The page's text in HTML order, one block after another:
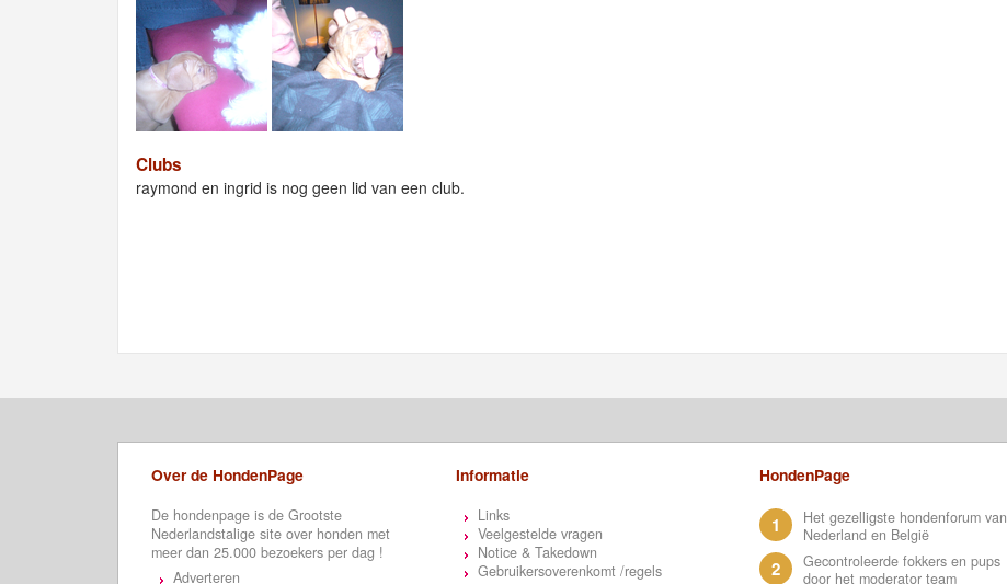
Clubs
raymond en ingrid is nog geen lid van een club.
Over de HondenPage
De hondenpage is de Grootste
Nederlandstalige site over honden met
meer dan 25.000 bezoekers per dag !
Adverteren
Informatie
Links
Veelgestelde vragen
Notice & Takedown
Gebruikersoverenkomt /regels
HondenPage
1
Het gezelligste hondenforum van
Nederland en België
2
Gecontroleerde fokkers en pups
door het moderator team